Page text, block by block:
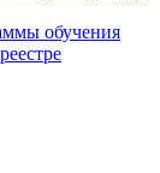
обучения